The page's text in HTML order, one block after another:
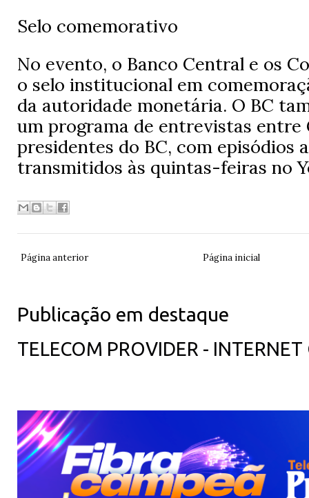
Selo comemorativo
No evento, o Banco Central e os
o selo institucional em
da autoridade monetária. O BC
um programa de entrevistas entre
presidentes do BC, com episódios
transmitidos às quintas-feiras no
Página anterior Página inicial
Publicação em destaque
TELECOM PROVIDER -